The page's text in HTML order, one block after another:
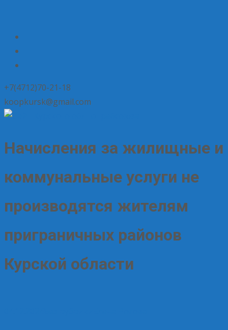
+7(4712)70-21-18
koopkursk@gmail.com
Начисления за жилищные и
коммунальные услуги не
производятся жителям
приграничных районов
Курской области